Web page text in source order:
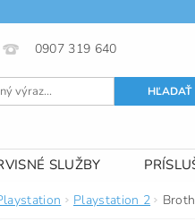
0907 319 640
SLUŽBY
Playstation 2